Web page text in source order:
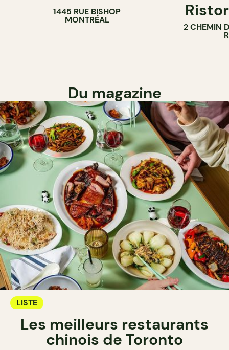
1445 RUE BISHOP
MONTRÉAL
2 CHEMIN
Du magazine
LISTE
Les meilleurs restaurants
chinois de Toronto